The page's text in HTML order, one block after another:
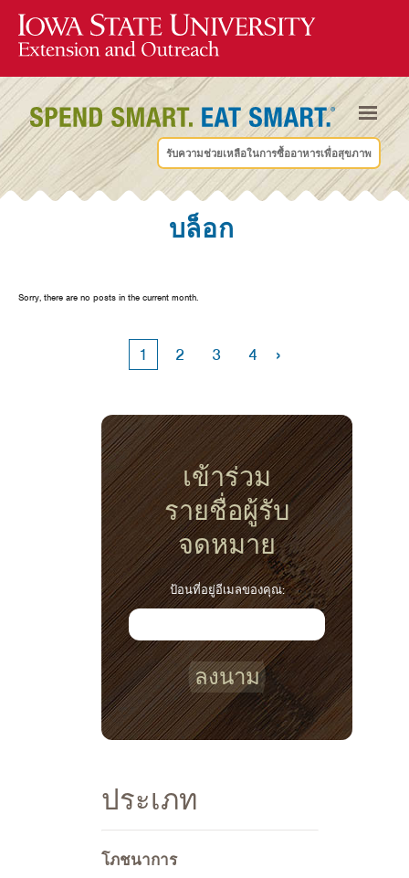
รับความช่วยเหลือในการซื้ออาหารเพื่อสุขภาพ
บล็อก
Sorry, there are no posts in the current month.
1 2 3 4 ›
เข้าร่วม
รายชื่อผู้รับ
จดหมาย
ป้อนที่อยู่อีเมลของคุณ:
ลงนาม
ประเภท
โภชนาการ